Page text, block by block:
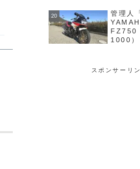
MS700
管理人
FZ750
1000）
スポンサーリ